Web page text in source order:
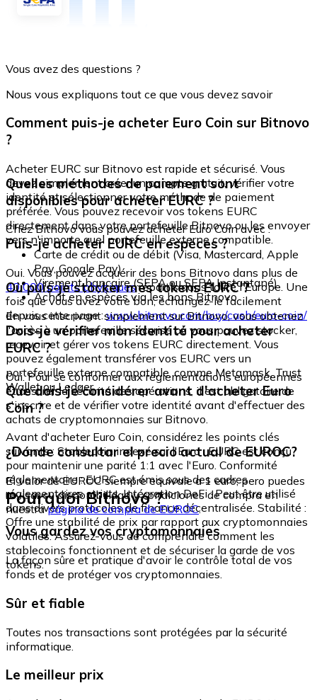
Vous avez des questions ?
Nous vous expliquons tout ce que vous devez savoir
Comment puis-je acheter Euro Coin sur Bitnovo
?
Acheter EURC sur Bitnovo est rapide et sécurisé. Vous
devez simplement créer un compte gratuit, vérifier votre
identité et sélectionner votre méthode de paiement
préférée. Vous pouvez recevoir vos tokens EURC
directement dans votre portefeuille Bitnovo ou les envoyer
vers n'importe quel portefeuille externe compatible.
Quelles méthodes de paiement sont
disponibles pour acheter EURC ?
Chez Bitnovo vous pouvez acheter Euro Coin avec :
Carte de crédit ou de débit (Visa, Mastercard, Apple
Pay, Google Pay)
Virement bancaire (SEPA ou SEPA Instantané)
Achat en espèces via les bons Bitnovo
Puis-je acheter EURC en espèces ?
Oui. Vous pouvez acquérir des bons Bitnovo dans plus de
40 000 points physiquesrépartis dans toute l'Europe. Une
fois que vous avez votre bon, échangez-le facilement
depuis cette page :www.bitnovo.com/buy/cash/euro-coin/
Où puis-je stocker mes tokens EURC ?
En vous inscrivant simplement sur Bitnovo, vous obtenez
l'accès à un portefeuille sécurisé où vous pouvez stocker,
recevoir et gérer vos tokens EURC directement. Vous
pouvez également transférer vos EURC vers un
portefeuille externe compatible, comme Metamask, Trust
Wallet ou Ledger.
Dois-je vérifier mon identité pour acheter
EURC ?
Oui. Pour se conformer aux réglementations européennes
et assurer la sécurité des opérations, il est obligatoire de
s'inscrire et de vérifier votre identité avant d'effectuer des
achats de cryptomonnaies sur Bitnovo.
Que dois-je considérer avant d'acheter Euro
Coin ?
Avant d'acheter Euro Coin, considérez les points clés
suivants : Stablecoin indexé sur l'Euro : EURC est conçu
pour maintenir une parité 1:1 avec l'Euro. Conformité
réglementaire : EURC est émis sous des cadres
réglementaires stricts. Intégration DeFi : Peut être utilisé
dans divers protocoles de finance décentralisée. Stabilité :
Offre une stabilité de prix par rapport aux cryptomonnaies
volatiles. Assurez-vous de comprendre comment les
stablecoins fonctionnent et de sécuriser la garde de vos
tokens.
¿Dónde consultar el precio actual de EUROC?
El valor de EUROC siempre equivale a 1 euro, pero puedes
revisar su disponibilidad y condiciones de compra en
nuestrapágina de compra de EUROC.
Pourquoi Bitnovo ?
Vous gardez vos cryptomonnaies
La façon sûre et pratique d'avoir le contrôle total de vos
fonds et de protéger vos cryptomonnaies.
Sûr et fiable
Toutes nos transactions sont protégées par la sécurité
informatique.
Le meilleur prix